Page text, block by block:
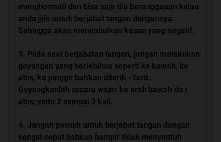
menghormati dan bisa saja dia beranggapan kalau
anda jijik untuk berjabat tangan dengannya.
Sehingga akan menimbulkan kesan yang negatif.
Pada saat berjabatan tangan, jangan melakukan
goyangan yang berlebihan seperti ke bawah, ke
atas, ke pinggir bahkan ditarik - tarik.
Goyangkanlah secara wajar ke arah bawah dan
atas, yaitu 2 sampai 3 kali.
Jangan pernah untuk berjabat tangan dengan
sangat cepat bahkan hampir tidak menyentuh